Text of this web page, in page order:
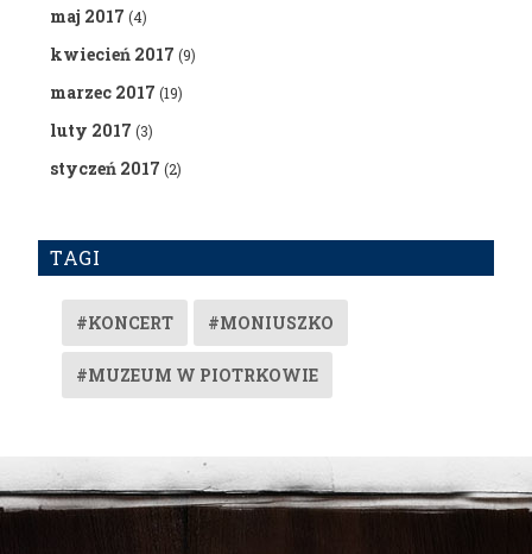
maj 2017 (4)
kwiecień 2017 (9)
marzec 2017 (19)
luty 2017 (3)
styczeń 2017 (2)
TAGI
#KONCERT #MONIUSZKO
#MUZEUM W PIOTRKOWIE